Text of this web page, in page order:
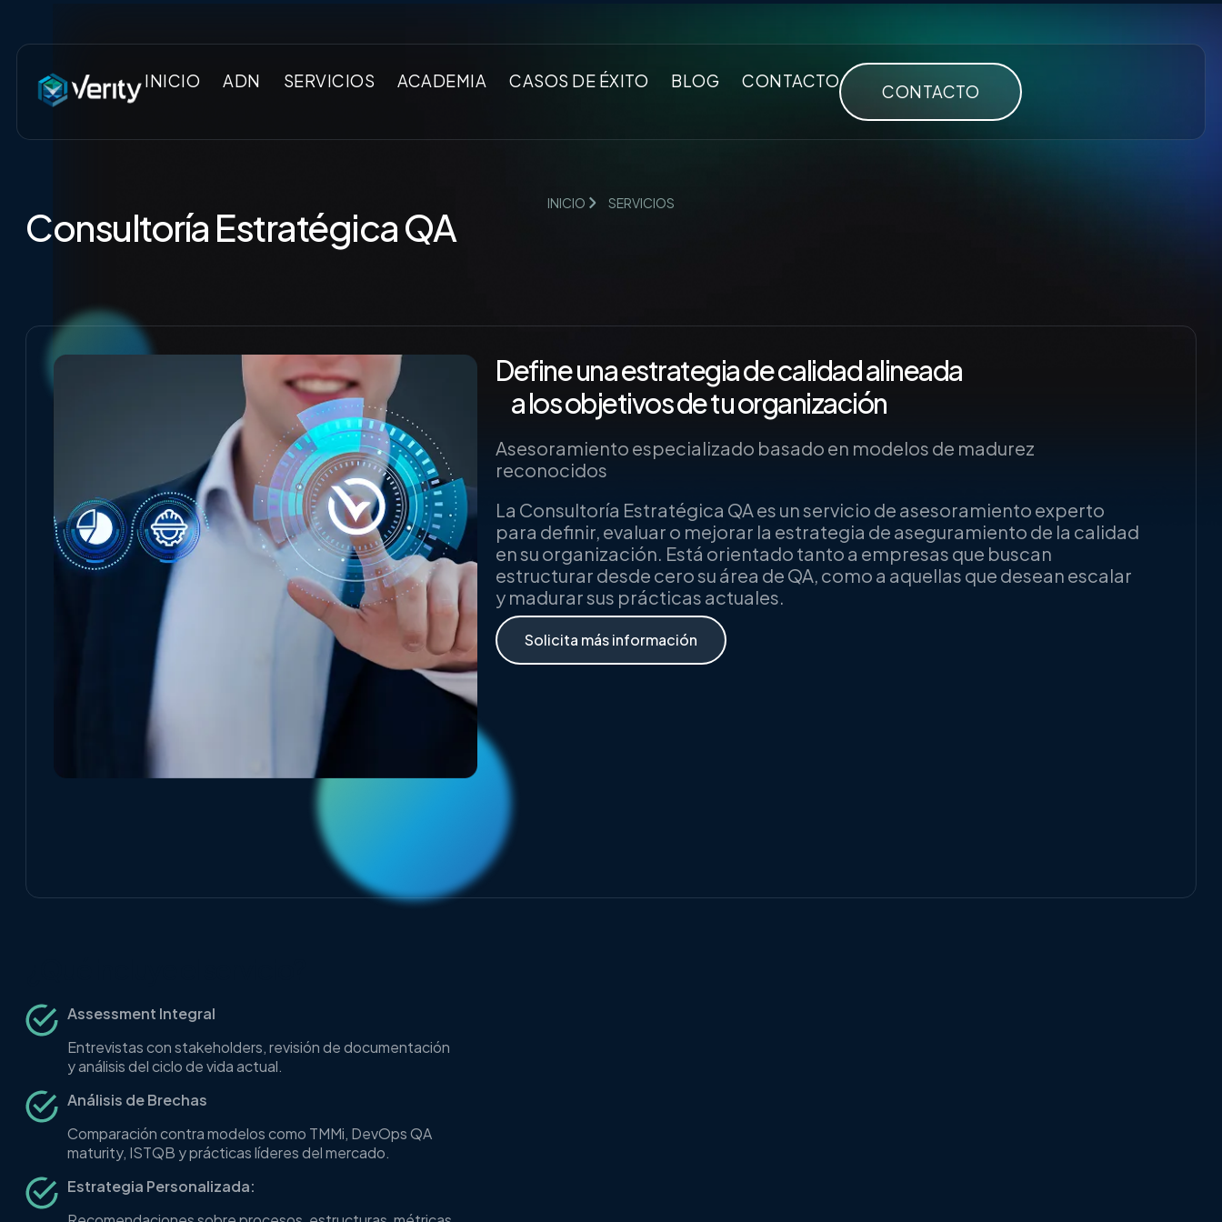
INICIO ADN SERVICIOS ACADEMIA CASOS DE ÉXITO BLOG CONTACTO
CONTACTO
INICIO SERVICIOS
Consultoría Estratégica QA
Define una estrategia de calidad alineada
a los objetivos de tu organización
Asesoramiento especializado basado en modelos de madurez
reconocidos
La Consultoría Estratégica QA es un servicio de asesoramiento experto
para definir, evaluar o mejorar la estrategia de aseguramiento de la calidad
en su organización. Está orientado tanto a empresas que buscan
estructurar desde cero su área de QA, como a aquellas que desean escalar
y madurar sus prácticas actuales.
Solicita más información
Assessment Integral
Entrevistas con stakeholders, revisión de documentación
y análisis del ciclo de vida actual.
Análisis de Brechas
Comparación contra modelos como TMMi, DevOps QA
maturity, ISTQB y prácticas líderes del mercado.
Estrategia Personalizada: